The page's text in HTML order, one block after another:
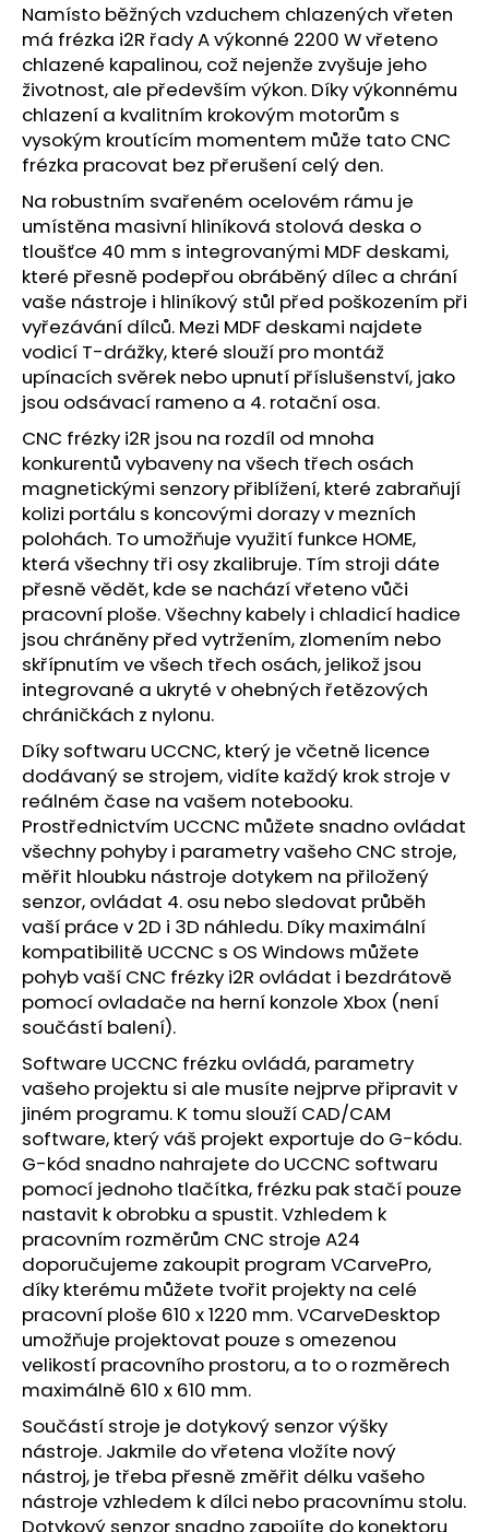
Namísto běžných vzduchem chlazených vřeten
má frézka i2R řady A výkonné 2200 W vřeteno
chlazené kapalinou, což nejenže zvyšuje jeho
životnost, ale především výkon. Díky výkonnému
chlazení a kvalitním krokovým motorům s
vysokým kroutícím momentem může tato CNC
frézka pracovat bez přerušení celý den.
Na robustním svařeném ocelovém rámu je
umístěna masivní hliníková stolová deska o
tloušťce 40 mm s integrovanými MDF deskami,
které přesně podepřou obráběný dílec a chrání
vaše nástroje i hliníkový stůl před poškozením při
vyřezávání dílců. Mezi MDF deskami najdete
vodicí T-drážky, které slouží pro montáž
upínacích svěrek nebo upnutí příslušenství, jako
jsou odsávací rameno a 4. rotační osa.
CNC frézky i2R jsou na rozdíl od mnoha
konkurentů vybaveny na všech třech osách
magnetickými senzory přiblížení, které zabraňují
kolizi portálu s koncovými dorazy v mezních
polohách. To umožňuje využití funkce HOME,
která všechny tři osy zkalibruje. Tím stroji dáte
přesně vědět, kde se nachází vřeteno vůči
pracovní ploše. Všechny kabely i chladicí hadice
jsou chráněny před vytržením, zlomením nebo
skřípnutím ve všech třech osách, jelikož jsou
integrované a ukryté v ohebných řetězových
chráničkách z nylonu.
Díky softwaru UCCNC, který je včetně licence
dodávaný se strojem, vidíte každý krok stroje v
reálném čase na vašem notebooku.
Prostřednictvím UCCNC můžete snadno ovládat
všechny pohyby i parametry vašeho CNC stroje,
měřit hloubku nástroje dotykem na přiložený
senzor, ovládat 4. osu nebo sledovat průběh
vaší práce v 2D i 3D náhledu. Díky maximální
kompatibilitě UCCNC s OS Windows můžete
pohyb vaší CNC frézky i2R ovládat i bezdrátově
pomocí ovladače na herní konzole Xbox (není
součástí balení).
Software UCCNC frézku ovládá, parametry
vašeho projektu si ale musíte nejprve připravit v
jiném programu. K tomu slouží CAD/CAM
software, který váš projekt exportuje do G-kódu.
G-kód snadno nahrajete do UCCNC softwaru
pomocí jednoho tlačítka, frézku pak stačí pouze
nastavit k obrobku a spustit. Vzhledem k
pracovním rozměrům CNC stroje A24
doporučujeme zakoupit program VCarvePro,
díky kterému můžete tvořit projekty na celé
pracovní ploše 610 x 1220 mm. VCarveDesktop
umožňuje projektovat pouze s omezenou
velikostí pracovního prostoru, a to o rozměrech
maximálně 610 x 610 mm.
Součástí stroje je dotykový senzor výšky
nástroje. Jakmile do vřetena vložíte nový
nástroj, je třeba přesně změřit délku vašeho
nástroje vzhledem k dílci nebo pracovnímu stolu.